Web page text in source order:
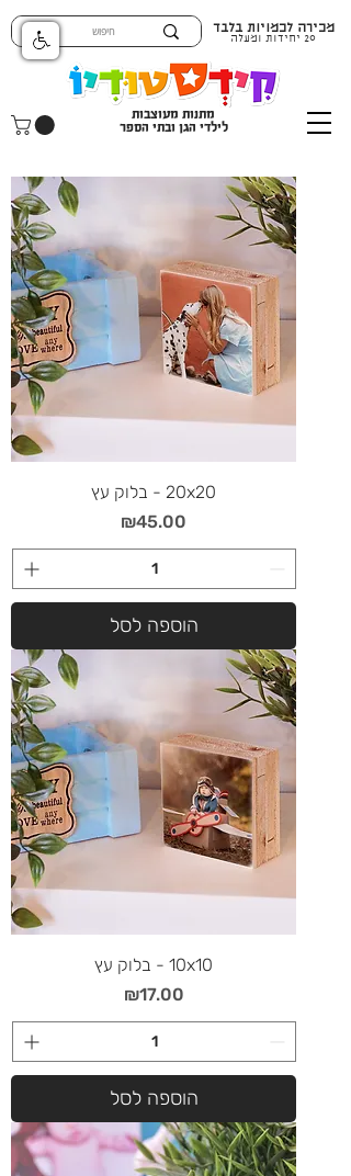
מתנות מעוצבות
לילדי הגן ובתי הספר
מכירה לכמויות בלבד
20 יחידות ומעלה
20x20 - בלוק עץ
מחיר
₪45.00
הוספה לסל
10x10 - בלוק עץ
מחיר
₪17.00
הוספה לסל